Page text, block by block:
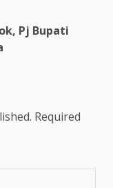
Pj Bupati
Required